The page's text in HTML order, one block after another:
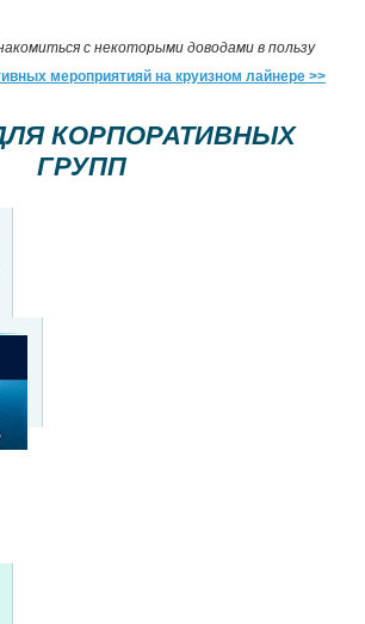
с некоторыми доводами в пользу
мероприятияй на круизном лайнере >>
КОРПОРАТИВНЫХ
ГРУПП